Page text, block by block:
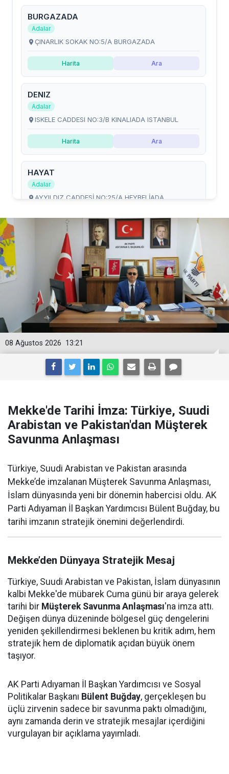
13:21
08 Ağustos 2026
Mekke'de Tarihi İmza: Türkiye, Suudi
Arabistan ve Pakistan'dan Müşterek
Savunma Anlaşması
Türkiye, Suudi Arabistan ve Pakistan arasında
Mekke’de imzalanan Müşterek Savunma Anlaşması,
İslam dünyasında yeni bir dönemin habercisi oldu. AK
Parti Adıyaman İl Başkan Yardımcısı Bülent Buğday, bu
tarihi imzanın stratejik önemini değerlendirdi.
Mekke’den Dünyaya Stratejik Mesaj
Türkiye, Suudi Arabistan ve Pakistan, İslam dünyasının
kalbi Mekke'de mübarek Cuma günü bir araya gelerek
tarihi bir Müşterek Savunma Anlaşması'na imza attı.
Değişen dünya düzeninde bölgesel güç dengelerini
yeniden şekillendirmesi beklenen bu kritik adım, hem
stratejik hem de diplomatik açıdan büyük önem
taşıyor.
AK Parti Adıyaman İl Başkan Yardımcısı ve Sosyal
Politikalar Başkanı Bülent Buğday, gerçekleşen bu
üçlü zirvenin sadece bir savunma paktı olmadığını,
aynı zamanda derin ve stratejik mesajlar içerdiğini
vurgulayan bir açıklama yayımladı.